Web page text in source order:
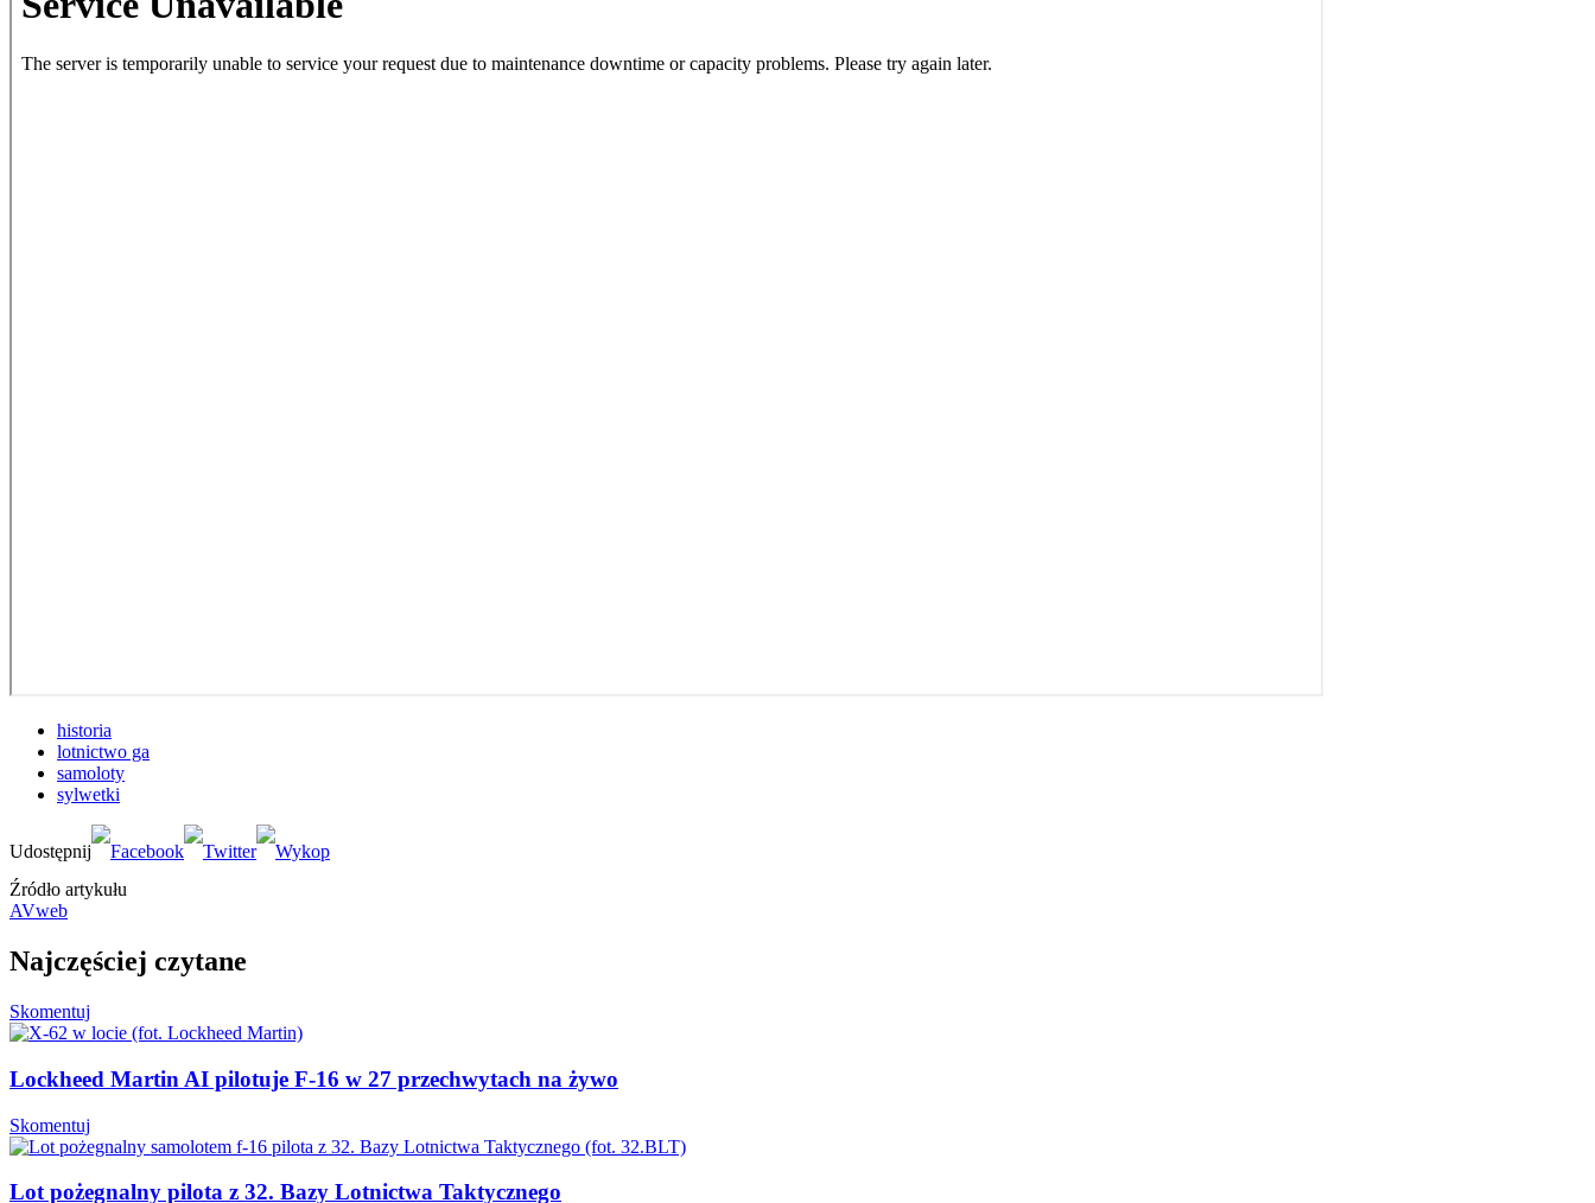
historia
lotnictwo ga
samoloty
sylwetki
Źródło artykułu
AVweb
Najczęściej czytane
Skomentuj
Lockheed Martin AI pilotuje F-16 w 27 przechwytach na żywo
Skomentuj
Lot pożegnalny pilota z 32. Bazy Lotnictwa Taktycznego